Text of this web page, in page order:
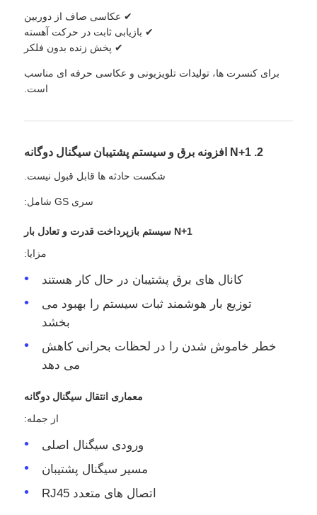
✔ عکاسی صاف از دوربین
✔ بازیابی ثابت در حرکت آهسته
✔ پخش زنده بدون فلکر
برای کنسرت ها، تولیدات تلویزیونی و عکاسی حرفه ای مناسب
است.
2. N+1 افزونه برق و سیستم پشتیبان سیگنال دوگانه
شکست حادثه ها قابل قبول نیست.
سری GS شامل:
N+1 سیستم بازپرداخت قدرت و تعادل بار
مزایا:
کانال های برق پشتیبان در حال کار هستند
توزیع بار هوشمند ثبات سیستم را بهبود می
بخشد
خطر خاموش شدن را در لحظات بحرانی کاهش
می دهد
معماری انتقال سیگنال دوگانه
از جمله:
ورودی سیگنال اصلی
مسیر سیگنال پشتیبان
اتصال های متعدد RJ45